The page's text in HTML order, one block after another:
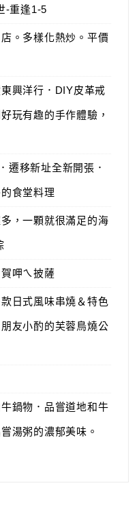
-重逢1-5
。多樣化熱炒。平價
興洋行．DIY皮革戒
玩有趣的手作體驗，
遷移新址全新開張．
食堂料理
，一顆就很滿足的海
呷ㄟ披薩
日式風味串燒＆特色
友小酌的芙蓉鳥燒公
鍋物．品嘗道地和牛
湯粥的濃郁美味。